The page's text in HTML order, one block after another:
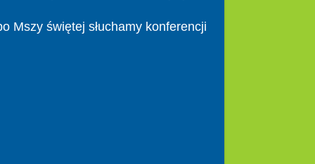
Mszy świętej słuchamy konferencji